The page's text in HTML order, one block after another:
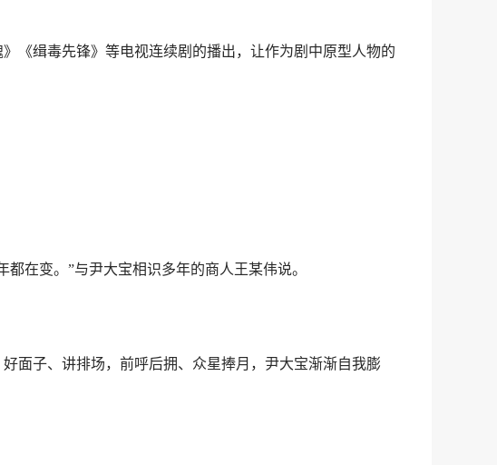
缉毒先锋》等电视连续剧的播出，让作为剧中原型人物的
在变。”与尹大宝相识多年的商人王某伟说。
子、讲排场，前呼后拥、众星捧月，尹大宝渐渐自我膨